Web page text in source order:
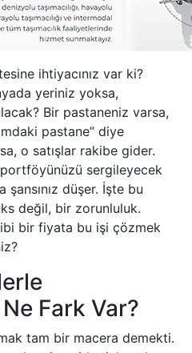
ihtiyacınız var ki?
yeriniz yoksa,
Bir pastaneniz varsa,
pastane” diye
o satışlar rakibe gider.
portföyünüzü sergileyecek
düşer. İşte bu
değil, bir zorunluluk.
bir fiyata bu işi çözmek
Ne Fark Var?
tam bir macera demekti.